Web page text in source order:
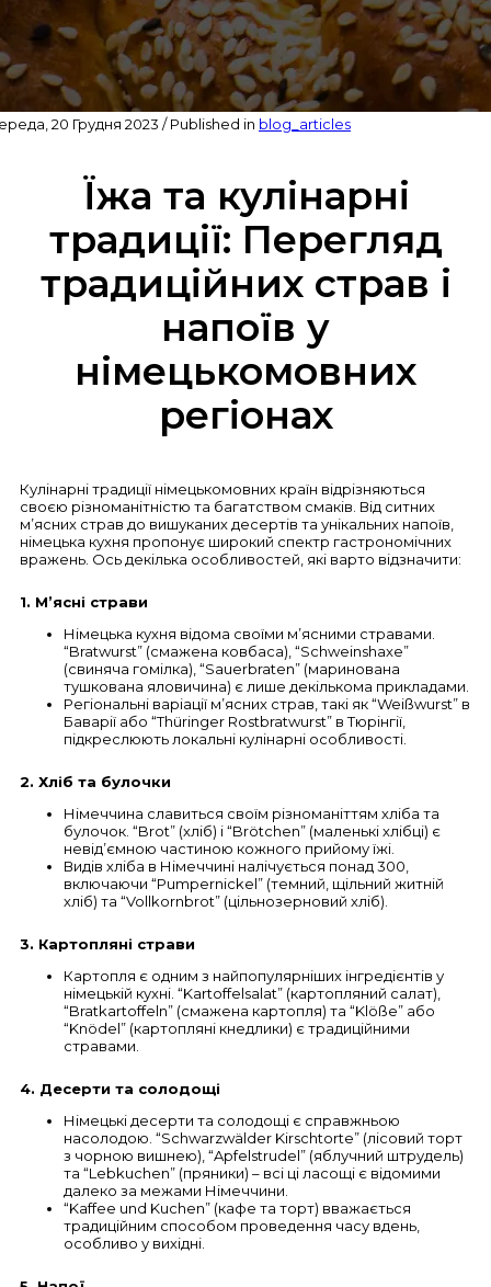
20 Грудня 2023 /Published in blog_articles
Їжа та кулінарні
традиції: Перегляд
традиційних страв і
напоїв у
німецькомовних
регіонах
Кулінарні традиції німецькомовних країн відрізняються
своєю різноманітністю та багатством смаків. Від ситних
м’ясних страв до вишуканих десертів та унікальних напоїв,
німецька кухня пропонує широкий спектр гастрономічних
вражень. Ось декілька особливостей, які варто відзначити:
1. М’ясні страви
Німецька кухня відома своїми м’ясними стравами.
“Bratwurst” (смажена ковбаса), “Schweinshaxe”
(свиняча гомілка), “Sauerbraten” (маринована
тушкована яловичина) є лише декількома прикладами.
Регіональні варіації м’ясних страв, такі як “Weißwurst” в
Баварії або “Thüringer Rostbratwurst” в Тюрінгії,
підкреслюють локальні кулінарні особливості.
2. Хліб та булочки
Німеччина славиться своїм різноманіттям хліба та
булочок. “Brot” (хліб) і “Brötchen” (маленькі хлібці) є
невід’ємною частиною кожного прийому їжі.
Видів хліба в Німеччині налічується понад 300,
включаючи “Pumpernickel” (темний, щільний житній
хліб) та “Vollkornbrot” (цільнозерновий хліб).
3. Картопляні страви
Картопля є одним з найпопулярніших інгредієнтів у
німецькій кухні. “Kartoffelsalat” (картопляний салат),
“Bratkartoffeln” (смажена картопля) та “Klöße” або
“Knödel” (картопляні кнедлики) є традиційними
стравами.
4. Десерти та солодощі
Німецькі десерти та солодощі є справжньою
насолодою. “Schwarzwälder Kirschtorte” (лісовий торт
з чорною вишнею), “Apfelstrudel” (яблучний штрудель)
та “Lebkuchen” (пряники) – всі ці ласощі є відомими
далеко за межами Німеччини.
“Kaffee und Kuchen” (кафе та торт) вважається
традиційним способом проведення часу вдень,
особливо у вихідні.